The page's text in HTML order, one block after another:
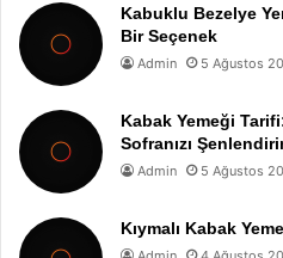
Kabuklu Bezelye
Bir Seçenek
Admin 5 Ağustos
Kabak Yemeği
Sofranızı
Admin 5 Ağustos
Kıymalı Kabak